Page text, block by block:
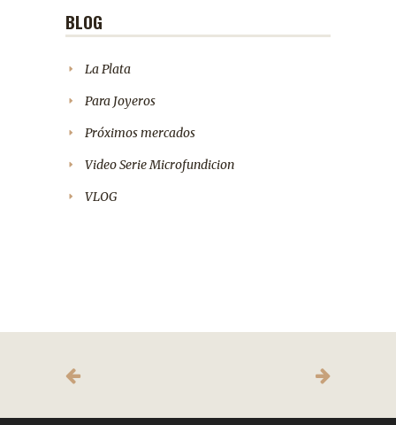
BLOG
La Plata
Para Joyeros
Próximos mercados
Video Serie Microfundicion
VLOG